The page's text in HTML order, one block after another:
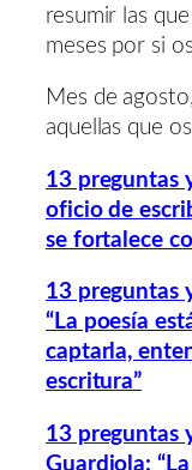
resumir las
meses por si
Mes de
aquellas que
13 preguntas
oficio de
se fortalece
13 preguntas
“La poesía
captarla,
escritura”
13 preguntas
Guardiola: